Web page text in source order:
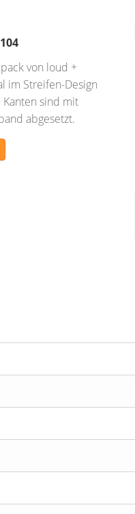
von loud +
im Streifen-Design
sind mit
abgesetzt.